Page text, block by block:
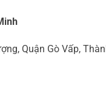
Quận Gò Vấp,